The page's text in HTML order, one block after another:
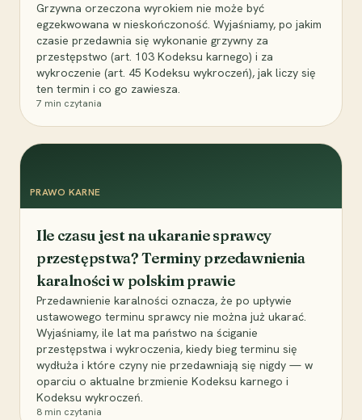
Grzywna orzeczona wyrokiem nie może być
egzekwowana w nieskończoność. Wyjaśniamy, po jakim
czasie przedawnia się wykonanie grzywny za
przestępstwo (art. 103 Kodeksu karnego) i za
wykroczenie (art. 45 Kodeksu wykroczeń), jak liczy się
ten termin i co go zawiesza.
7 min czytania
PRAWO KARNE
Ile czasu jest na ukaranie sprawcy
przestępstwa? Terminy przedawnienia
karalności w polskim prawie
Przedawnienie karalności oznacza, że po upływie
ustawowego terminu sprawcy nie można już ukarać.
Wyjaśniamy, ile lat ma państwo na ściganie
przestępstwa i wykroczenia, kiedy bieg terminu się
wydłuża i które czyny nie przedawniają się nigdy — w
oparciu o aktualne brzmienie Kodeksu karnego i
Kodeksu wykroczeń.
8 min czytania